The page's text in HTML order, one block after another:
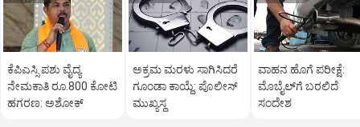
ಕೆಪಿಎಸ್ಸಿ ಪಶು ವೈದ್ಯ
ನೇಮಕಾತಿ ರೂ.800 ಕೋಟಿ
ಹಗರಣ: ಅಶೋಕ್‌
ಅಕ್ರಮ ಮರಳು ಸಾಗಿಸಿದರೆ
ಗೂಂಡಾ ಕಾಯ್ದೆ: ಪೊಲೀಸ್‌
ಮುಖ್ಯಸ್ಥ
ವಾಹನ ಹೊಗೆ ಪರೀಕ್ಷೆ:
ಮೊಬೈಲ್‌ಗೆ ಬರಲಿದೆ
ಸಂದೇಶ